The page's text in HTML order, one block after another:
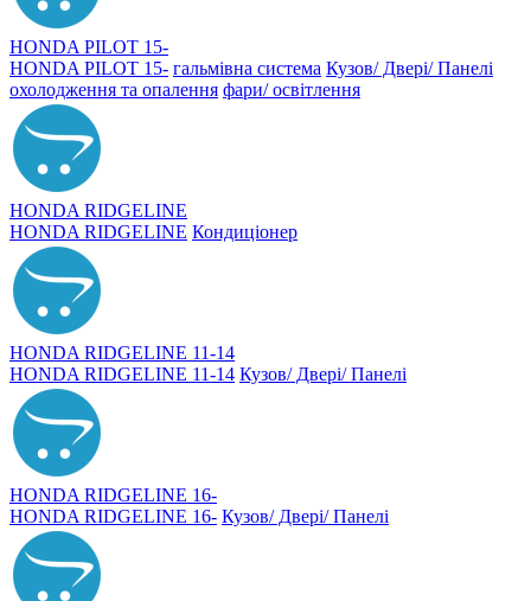
HONDA PILOT 15-
HONDA PILOT 15- гальмівна система Кузов/ Двері/ Панелі
охолодження та опалення фари/ освітлення
HONDA RIDGELINE
HONDA RIDGELINE Кондиціонер
HONDA RIDGELINE 11-14
HONDA RIDGELINE 11-14 Кузов/ Двері/ Панелі
HONDA RIDGELINE 16-
HONDA RIDGELINE 16- Кузов/ Двері/ Панелі